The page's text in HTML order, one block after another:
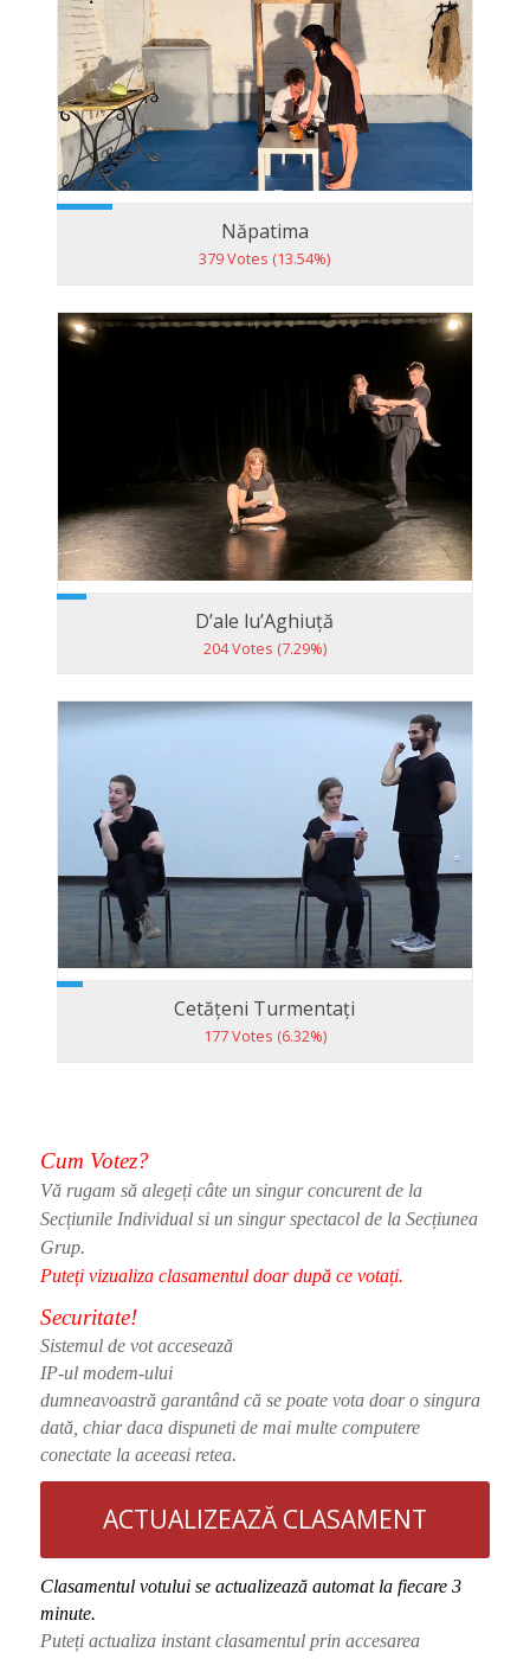
Năpatima
379 Votes (13.54%)
D’ale lu’Aghiuță
204 Votes (7.29%)
Cetățeni Turmentați
177 Votes (6.32%)
Cum Votez?
Vă rugam să alegeți câte un singur concurent de la
Secțiunile Individual si un singur spectacol de la Secțiunea
Grup.
Puteți vizualiza clasamentul doar după ce votați.
Securitate!
Sistemul de vot accesează
IP-ul modem-ului
dumneavoastră garantând că se poate vota doar o singura
dată, chiar daca dispuneti de mai multe computere
conectate la aceeasi retea.
ACTUALIZEAZĂ CLASAMENT
Clasamentul votului se actualizează automat la fiecare 3
minute.
Puteți actualiza instant clasamentul prin accesarea